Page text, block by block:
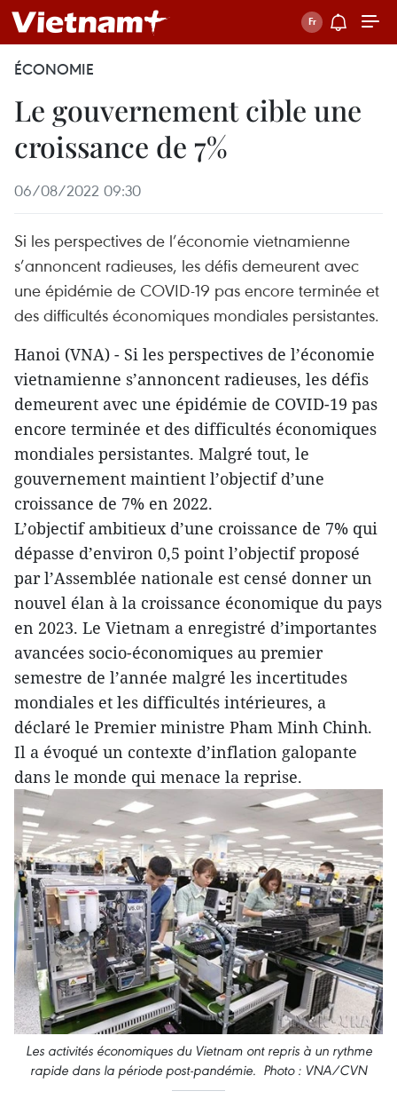
ÉCONOMIE
Le gouvernement cible une
croissance de 7%
06/08/2022 09:30
Si les perspectives de l’économie vietnamienne
s’annoncent radieuses, les défis demeurent avec
une épidémie de COVID-19 pas encore terminée et
des difficultés économiques mondiales persistantes.
Hanoi (VNA) - Si les perspectives de l’économie
vietnamienne s’annoncent radieuses, les défis
demeurent avec une épidémie de COVID-19 pas
encore terminée et des difficultés économiques
mondiales persistantes. Malgré tout, le
gouvernement maintient l’objectif d’une
croissance de 7% en 2022.
L’objectif ambitieux d’une croissance de 7% qui
dépasse d’environ 0,5 point l’objectif proposé
par l’Assemblée nationale est censé donner un
nouvel élan à la croissance économique du pays
en 2023. Le Vietnam a enregistré d’importantes
avancées socio-économiques au premier
semestre de l’année malgré les incertitudes
mondiales et les difficultés intérieures, a
déclaré le Premier ministre Pham Minh Chinh.
Il a évoqué un contexte d’inflation galopante
dans le monde qui menace la reprise.
Les activités économiques du Vietnam ont repris à un rythme
rapide dans la période post-pandémie. Photo : VNA/CVN